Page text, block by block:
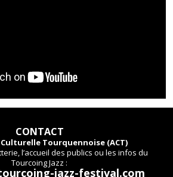
CONTACT
Tourquennoise (ACT)
l’accueil des publics ou les infos du
Tourcoing Jazz :
jazz-festival.com